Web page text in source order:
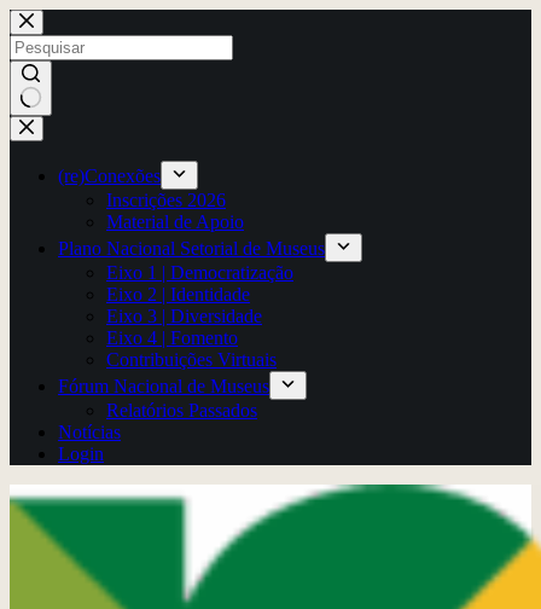
Pular
para
o
conteúdo
Sem
resultados
(re)Conexões
Inscrições 2026
Material de Apoio
Plano Nacional Setorial de Museus
Eixo 1 | Democratização
Eixo 2 | Identidade
Eixo 3 | Diversidade
Eixo 4 | Fomento
Contribuições Virtuais
Fórum Nacional de Museus
Relatórios Passados
Notícias
Login